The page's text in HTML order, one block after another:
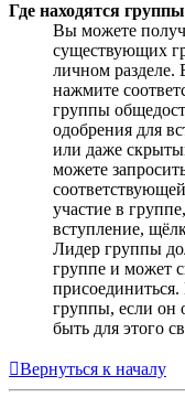
Где находятся
Вы можете
существующих
личном разделе.
нажмите
группы
одобрения для
или даже
можете
участие в
вступление,
Лидер группы
группе и может
группы, если он
быть для этого
Вернуться к началу